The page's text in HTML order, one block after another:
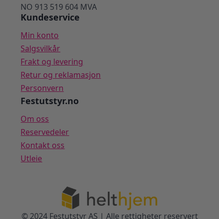
NO 913 519 604 MVA
Kundeservice
Min konto
Salgsvilkår
Frakt og levering
Retur og reklamasjon
Personvern
Festutstyr.no
Om oss
Reservedeler
Kontakt oss
Utleie
© 2024 Festutstyr AS | Alle rettigheter reservert